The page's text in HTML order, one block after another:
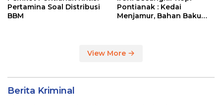
Pertamina Soal Distribusi
BBM
Pontianak : Kedai
Menjamur, Bahan Baku
View More
Berita Kriminal